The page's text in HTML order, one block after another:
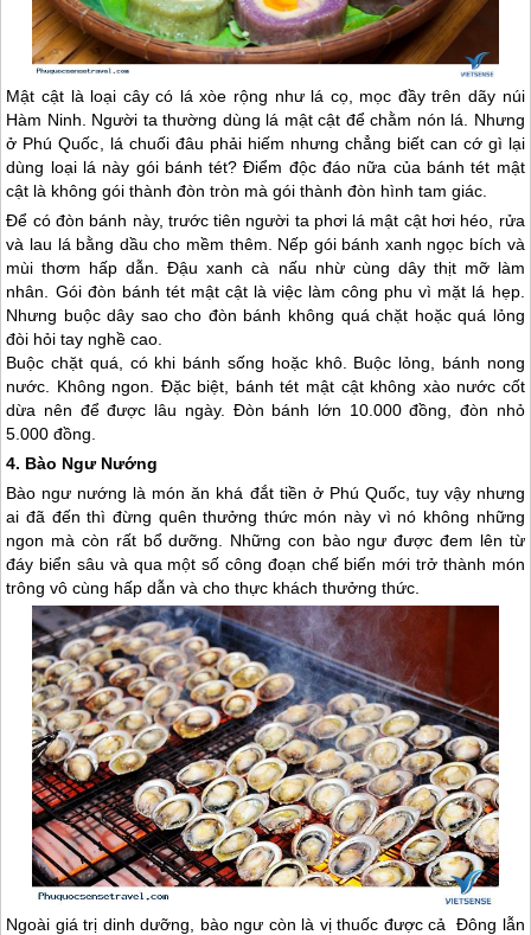
Mật cật là loại cây có lá xòe rộng như lá cọ, mọc đầy trên dãy núi
Hàm Ninh. Người ta thường dùng lá mật cật để chằm nón lá. Nhưng
ở Phú Quốc, lá chuối đâu phải hiếm nhưng chẳng biết can cớ gì lại
dùng loại lá này gói bánh tét? Điểm độc đáo nữa của bánh tét mật
cật là không gói thành đòn tròn mà gói thành đòn hình tam giác.
Để có đòn bánh này, trước tiên người ta phơi lá mật cật hơi héo, rửa
và lau lá bằng dầu cho mềm thêm. Nếp gói bánh xanh ngọc bích và
mùi thơm hấp dẫn. Đậu xanh cà nấu nhừ cùng dây thịt mỡ làm
nhân. Gói đòn bánh tét mật cật là việc làm công phu vì mặt lá hẹp.
Nhưng buộc dây sao cho đòn bánh không quá chặt hoặc quá lỏng
đòi hỏi tay nghề cao.
Buộc chặt quá, có khi bánh sống hoặc khô. Buộc lỏng, bánh nong
nước. Không ngon. Đặc biệt, bánh tét mật cật không xào nước cốt
dừa nên để được lâu ngày. Đòn bánh lớn 10.000 đồng, đòn nhỏ
5.000 đồng.
4. Bào Ngư Nướng
Bào ngư nướng là món ăn khá đắt tiền ở Phú Quốc, tuy vậy nhưng
ai đã đến thì đừng quên thưởng thức món này vì nó không những
ngon mà còn rất bổ dưỡng. Những con bào ngư được đem lên từ
đáy biển sâu và qua một số công đoạn chế biến mới trở thành món
trông vô cùng hấp dẫn và cho thực khách thưởng thức.
Ngoài giá trị dinh dưỡng, bào ngư còn là vị thuốc được cả Đông lẫn